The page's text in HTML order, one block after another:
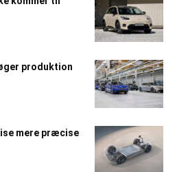
produktion
mere præcise